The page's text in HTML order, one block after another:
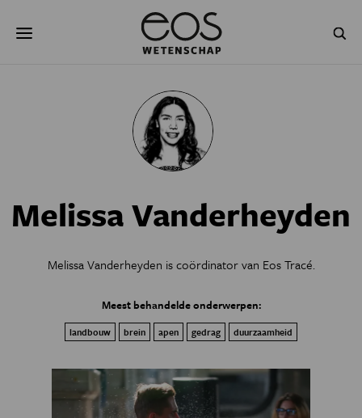
naar
NATUURWETENSCHAPPEN
PSYCHE & BREIN BLOGS
Melissa Vanderheyden
Melissa Vanderheyden is coördinator van Eos Tracé.
Meest behandelde onderwerpen:
landbouw brein apen gedrag duurzaamheid